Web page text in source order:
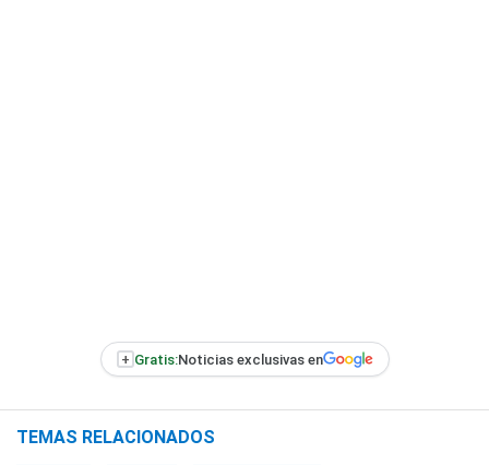
+ Gratis:Noticias exclusivas en
TEMAS RELACIONADOS